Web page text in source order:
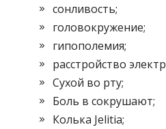
сонливость;
головокружение;
гипополемия;
расстройство
Сухой во рту;
Боль в сокрушают;
Колька Jelitia;